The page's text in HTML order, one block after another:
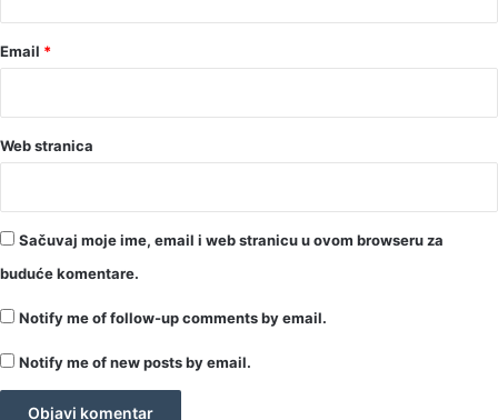
Email *
Web stranica
Sačuvaj moje ime, email i web stranicu u ovom browseru za
buduće komentare.
Notify me of follow-up comments by email.
Notify me of new posts by email.